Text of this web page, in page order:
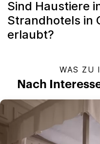
Sind Haustiere
Strandhotels in
erlaubt?
WAS ZU
Nach